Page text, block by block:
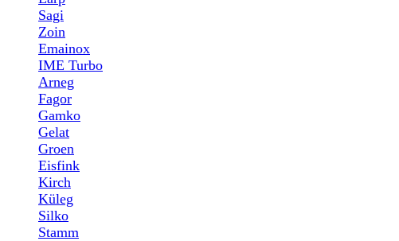
Sagi
Zoin
Emainox
IME Turbo
Arneg
Fagor
Gamko
Gelat
Groen
Eisfink
Kirch
Küleg
Silko
Stamm